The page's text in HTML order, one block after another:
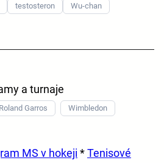
testosteron
Wu-chan
a turnaje
Roland Garros Wimbledon
MS v hokeji *Tenisové